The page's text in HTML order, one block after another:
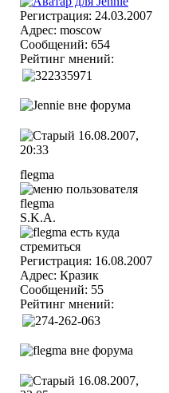
Регистрация: 24.03.2007
Адрес: moscow
Сообщений: 654
Рейтинг мнений:
16.08.2007,
20:33
flegma
S.K.A.
Регистрация: 16.08.2007
Адрес: Кразик
Сообщений: 55
Рейтинг мнений:
16.08.2007,